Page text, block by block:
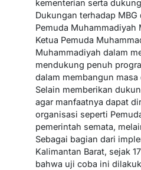
kementerian serta
Dukungan terhadap
Pemuda
Ketua Pemuda
Muhammadiyah dalam
mendukung penuh
dalam membangun
Selain memberikan
agar manfaatnya dapat
organisasi seperti
pemerintah semata,
Sebagai bagian dari
Kalimantan Barat, sejak
bahwa uji coba ini